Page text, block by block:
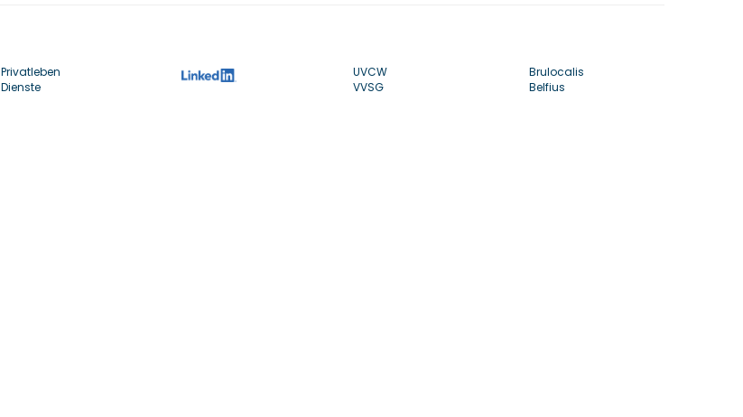
Privatleben
Dienste
UVCW
VVSG
Brulocalis
Belfius